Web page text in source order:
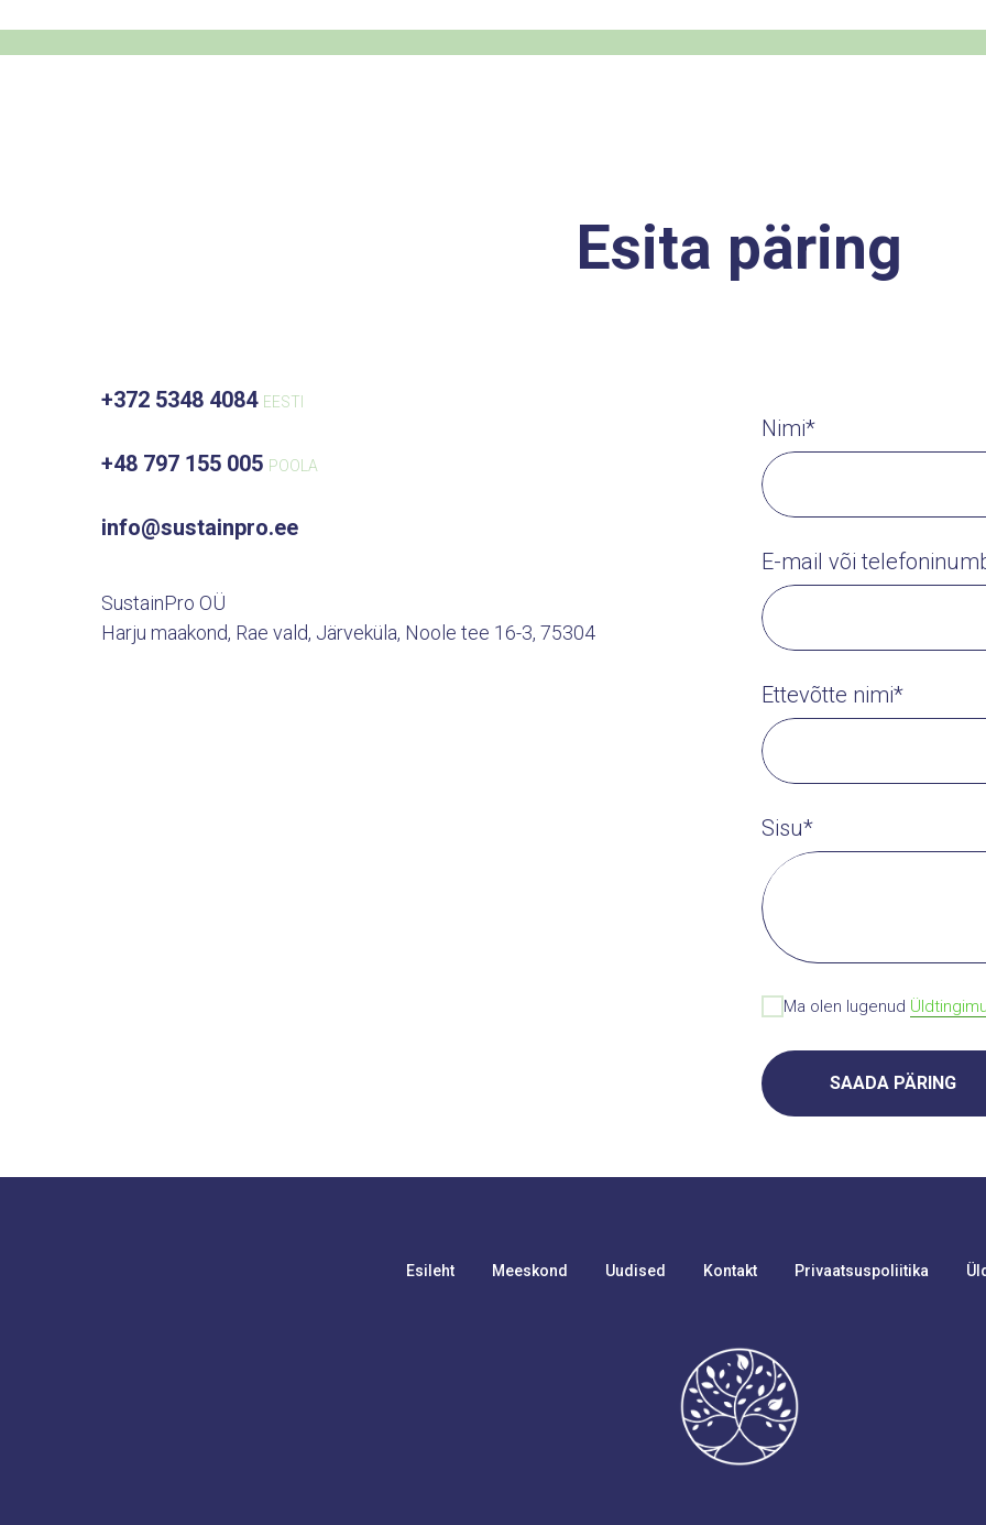
Esita päring
+372 5348 4084 EESTI
+48 797 155 005 POOLA
info@sustainpro.ee
SustainPro OÜ
Harju maakond, Rae vald, Järveküla, Noole tee 16-3, 75304
Nimi*
E-mail või
Ettevõtte nimi*
Sisu*
Ma olen lugenud
SAADA PÄRING
Esileht Meeskond Uudised Kontakt Privaatsuspoliitika